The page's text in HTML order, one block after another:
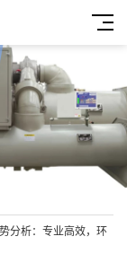
分析：专业高效，环